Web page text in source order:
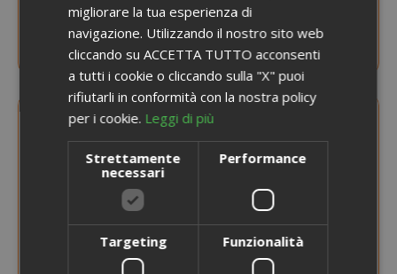
Capsule Caffè Borbone Compatibili Lavazza
Espresso Point, Miscela Blu
migliorare la tua esperienza di
navigazione. Utilizzando il nostro sito web
cliccando su ACCETTA TUTTO acconsenti
a tutti i cookie o cliccando sulla "X" puoi
rifiutarli in conformità con la nostra policy
per i cookie. Leggi di più
Strettamente
necessari
Performance
Targeting Funzionalità